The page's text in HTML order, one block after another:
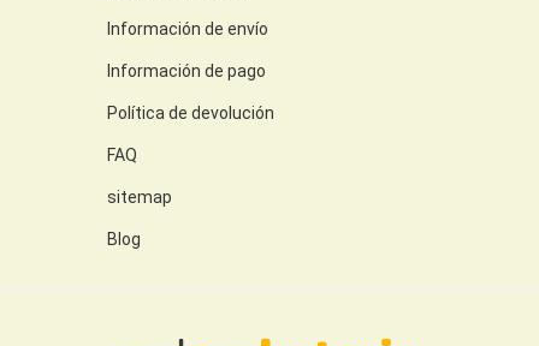
Información de envío
Información de pago
Política de devolución
FAQ
sitemap
Blog